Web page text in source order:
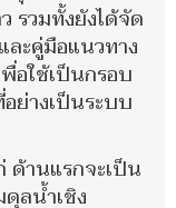
รวมทั้งยังได้จัด
ะคู่มือแนวทาง
อใช้เป็นกรอบ
ย่างเป็นระบบ
ด้านแรกจะเป็น
ลน้ำเชิง